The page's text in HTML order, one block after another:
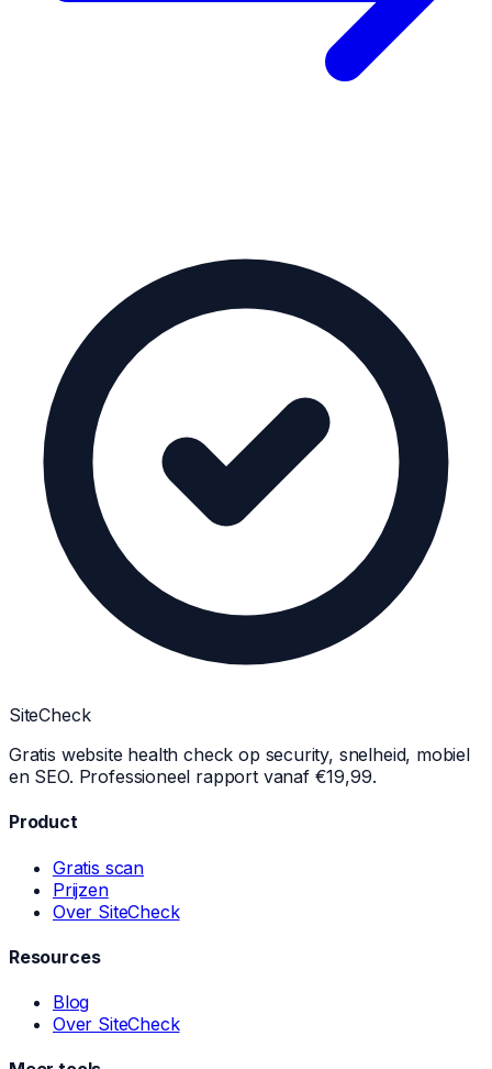
SiteCheck
Gratis website health check op security, snelheid, mobiel
en SEO. Professioneel rapport vanaf €19,99.
Product
Gratis scan
Prijzen
Over SiteCheck
Resources
Blog
Over SiteCheck